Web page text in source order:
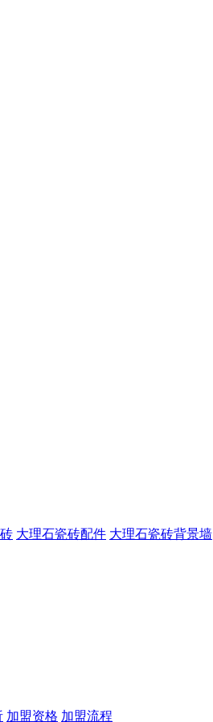
大理石瓷砖配件 大理石瓷砖背景墙
加盟资格 加盟流程